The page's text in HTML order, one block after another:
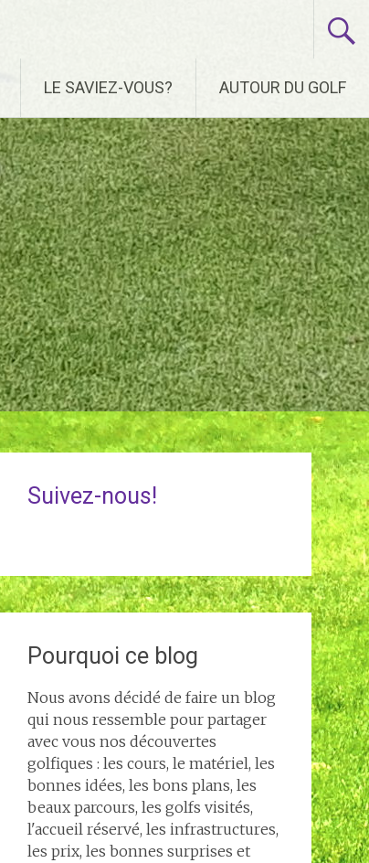
LE SAVIEZ-VOUS? AUTOUR DU GOLF
Suivez-nous!
Pourquoi ce blog
Nous avons décidé de faire un blog
qui nous ressemble pour partager
avec vous nos découvertes
golfiques : les cours, le matériel, les
bonnes idées, les bons plans, les
beaux parcours, les golfs visités,
l'accueil réservé, les infrastructures,
les prix, les bonnes surprises et